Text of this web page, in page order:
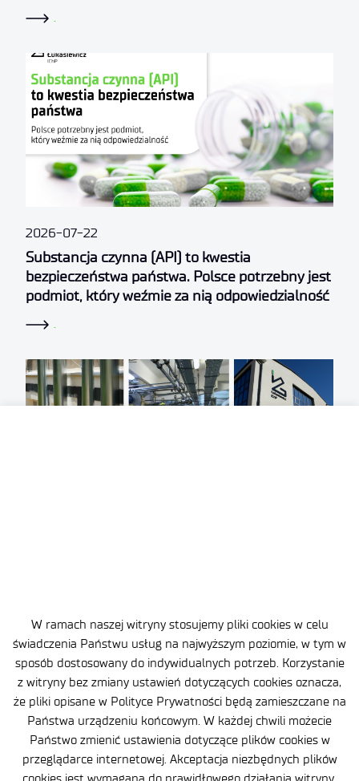
W ramach naszej witryny stosujemy pliki cookies w celu
świadczenia Państwu usług na najwyższym poziomie, w tym w
sposób dostosowany do indywidualnych potrzeb. Korzystanie
z witryny bez zmiany ustawień dotyczących cookies oznacza,
że pliki opisane w Polityce Prywatności będą zamieszczane na
Państwa urządzeniu końcowym. W każdej chwili możecie
Państwo zmienić ustawienia dotyczące plików cookies w
przeglądarce internetowej. Akceptacja niezbędnych plików
.
Substancja czynna (API) to kwestia
bezpieczeństwa państwa. Polsce potrzebny jest
podmiot, który weźmie za nią odpowiedzialność
2026-07-22
.
Klauzula informacyjna
Deklaracja dostępności